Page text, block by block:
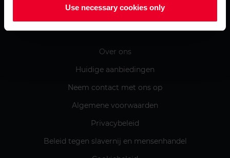
Use necessary cookies only
Informatie
Over ons
Huidige aanbiedingen
Neem contact met ons op
Algemene voorwaarden
Privacybeleid
Beleid tegen slavernij en mensenhandel